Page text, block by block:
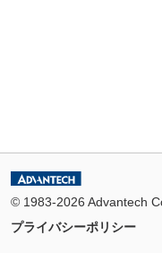
© 1983-2026 Advantech
プライバシーポリシー